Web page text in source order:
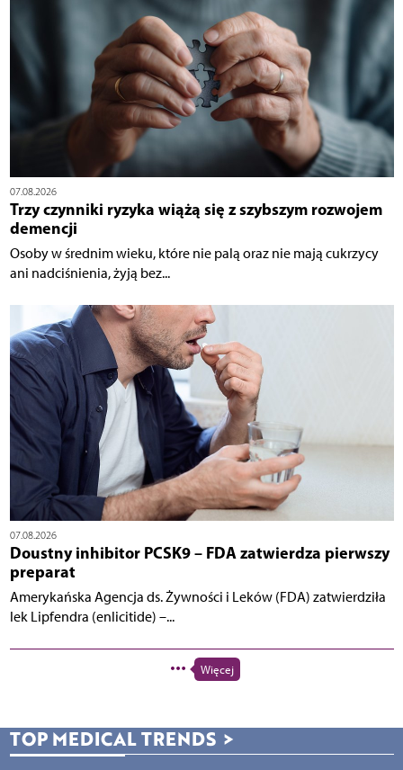
07.08.2026
Trzy czynniki ryzyka wiążą się z szybszym rozwojem
demencji
Osoby w średnim wieku, które nie palą oraz nie mają cukrzycy
ani nadciśnienia, żyją bez...
07.08.2026
Doustny inhibitor PCSK9 – FDA zatwierdza pierwszy
preparat
Amerykańska Agencja ds. Żywności i Leków (FDA) zatwierdziła
lek Lipfendra (enlicitide) –...
Więcej
TOP MEDICAL TRENDS >